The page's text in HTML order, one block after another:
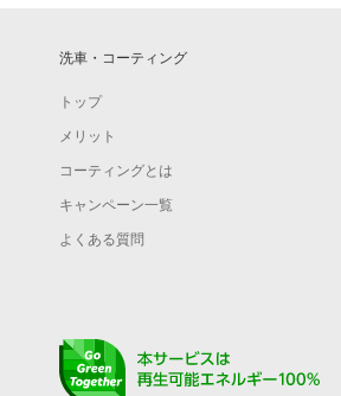
洗車・コーティング
トップ
メリット
コーティングとは
キャンペーン一覧
よくある質問